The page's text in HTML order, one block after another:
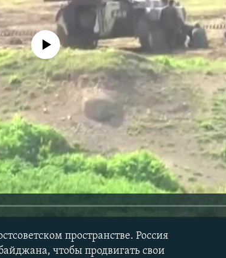
source currently available
пространстве. Россия
чтобы продвигать свои